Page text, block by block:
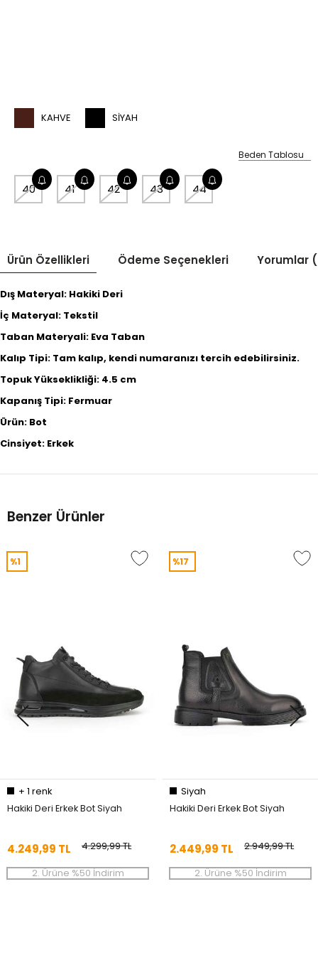
KAHVE SIYAH
Beden Tablosu
40 41 42 43 44
Ürün Özellikleri Ödeme Seçenekleri Yorumlar
Dış Materyal: Hakiki Deri
İç Materyal: Tekstil
Taban Materyali: Eva Taban
Kalıp Tipi: Tam kalıp, kendi numaranızı tercih edebilirsiniz.
Topuk Yükseklikliği: 4.5 cm
Kapanış Tipi: Fermuar
Ürün: Bot
Cinsiyet: Erkek
Benzer Ürünler
%1
+ 1 renk
Hakiki Deri Erkek Bot Siyah
4.299,99 TL
4.249,99 TL
2. Ürüne %50 İndirim
%17
Siyah
Hakiki Deri Erkek Bot Siyah
2.949,99 TL
2.449,99 TL
2. Ürüne %50 İndirim